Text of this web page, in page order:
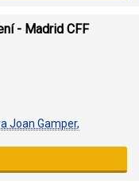
- Madrid CFF
Joan Gamper,